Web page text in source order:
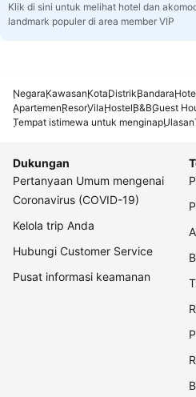
Klik di sini untuk melihat hotel dan
landmark populer di area member VIP
NegaraKawasanKotaDistrikBandara
ApartemenResorVilaHostelB&BGuest
Tempat istimewa untuk menginapUlasan
Dukungan
Pertanyaan Umum mengenai
Coronavirus (COVID-19)
Kelola trip Anda
Hubungi Customer Service
Pusat informasi keamanan